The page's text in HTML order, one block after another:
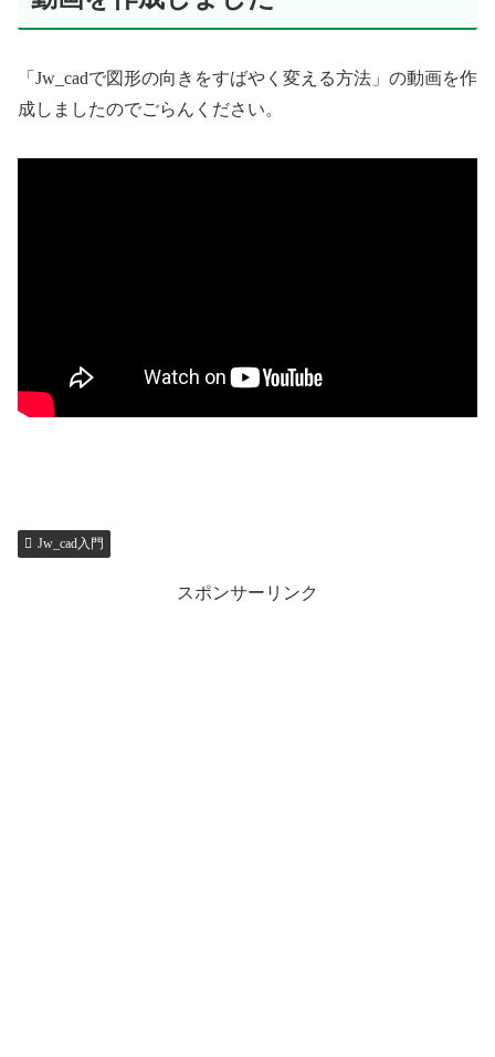
「Jw_cadで図形の向きをすばやく変える方法」の動画を作
成しましたのでごらんください。
Jw_cad入門
スポンサーリンク